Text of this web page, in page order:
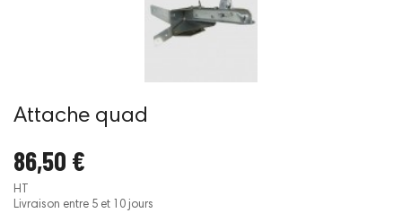
Attache quad
86,50 €
HT
Livraison entre 5 et 10 jours